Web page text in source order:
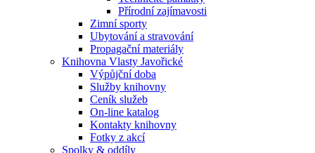
Přírodní zajímavosti
Zimní sporty
Ubytování a stravování
Propagační materiály
Knihovna Vlasty Javořické
Výpůjční doba
Služby knihovny
Ceník služeb
On-line katalog
Kontakty knihovny
Fotky z akcí
Spolky & oddíly